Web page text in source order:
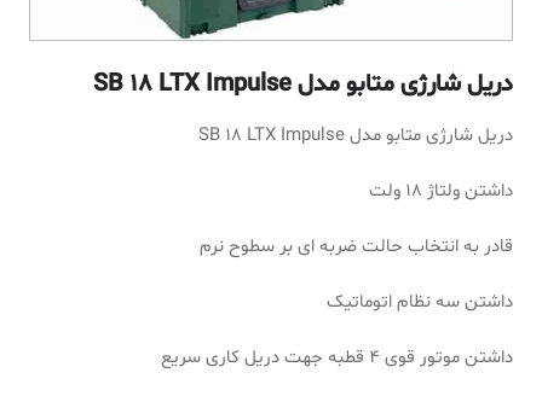
دریل شارژی متابو مدل SB 18 LTX Impulse
دریل شارژی متابو مدل SB 18 LTX Impulse
داشتن ولتاژ 18 ولت
قادر به انتخاب حالت ضربه ای بر سطوح نرم
داشتن سه نظام اتوماتیک
داشتن موتور قوی 4 قطبه جهت دریل کاری سریع